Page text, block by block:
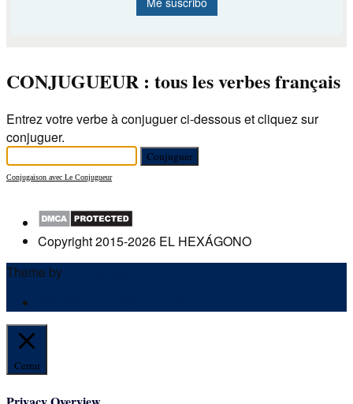
CONJUGUEUR : tous les verbes français
Entrez votre verbe à conjuguer ci-dessous et cliquez sur
conjuguer.
Conjugaison avec Le Conjugueur
Copyright 2015-2026 EL HEXÁGONO
Theme by
Cerrar